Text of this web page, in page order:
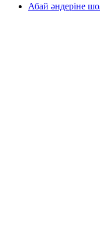
Абай әндеріне